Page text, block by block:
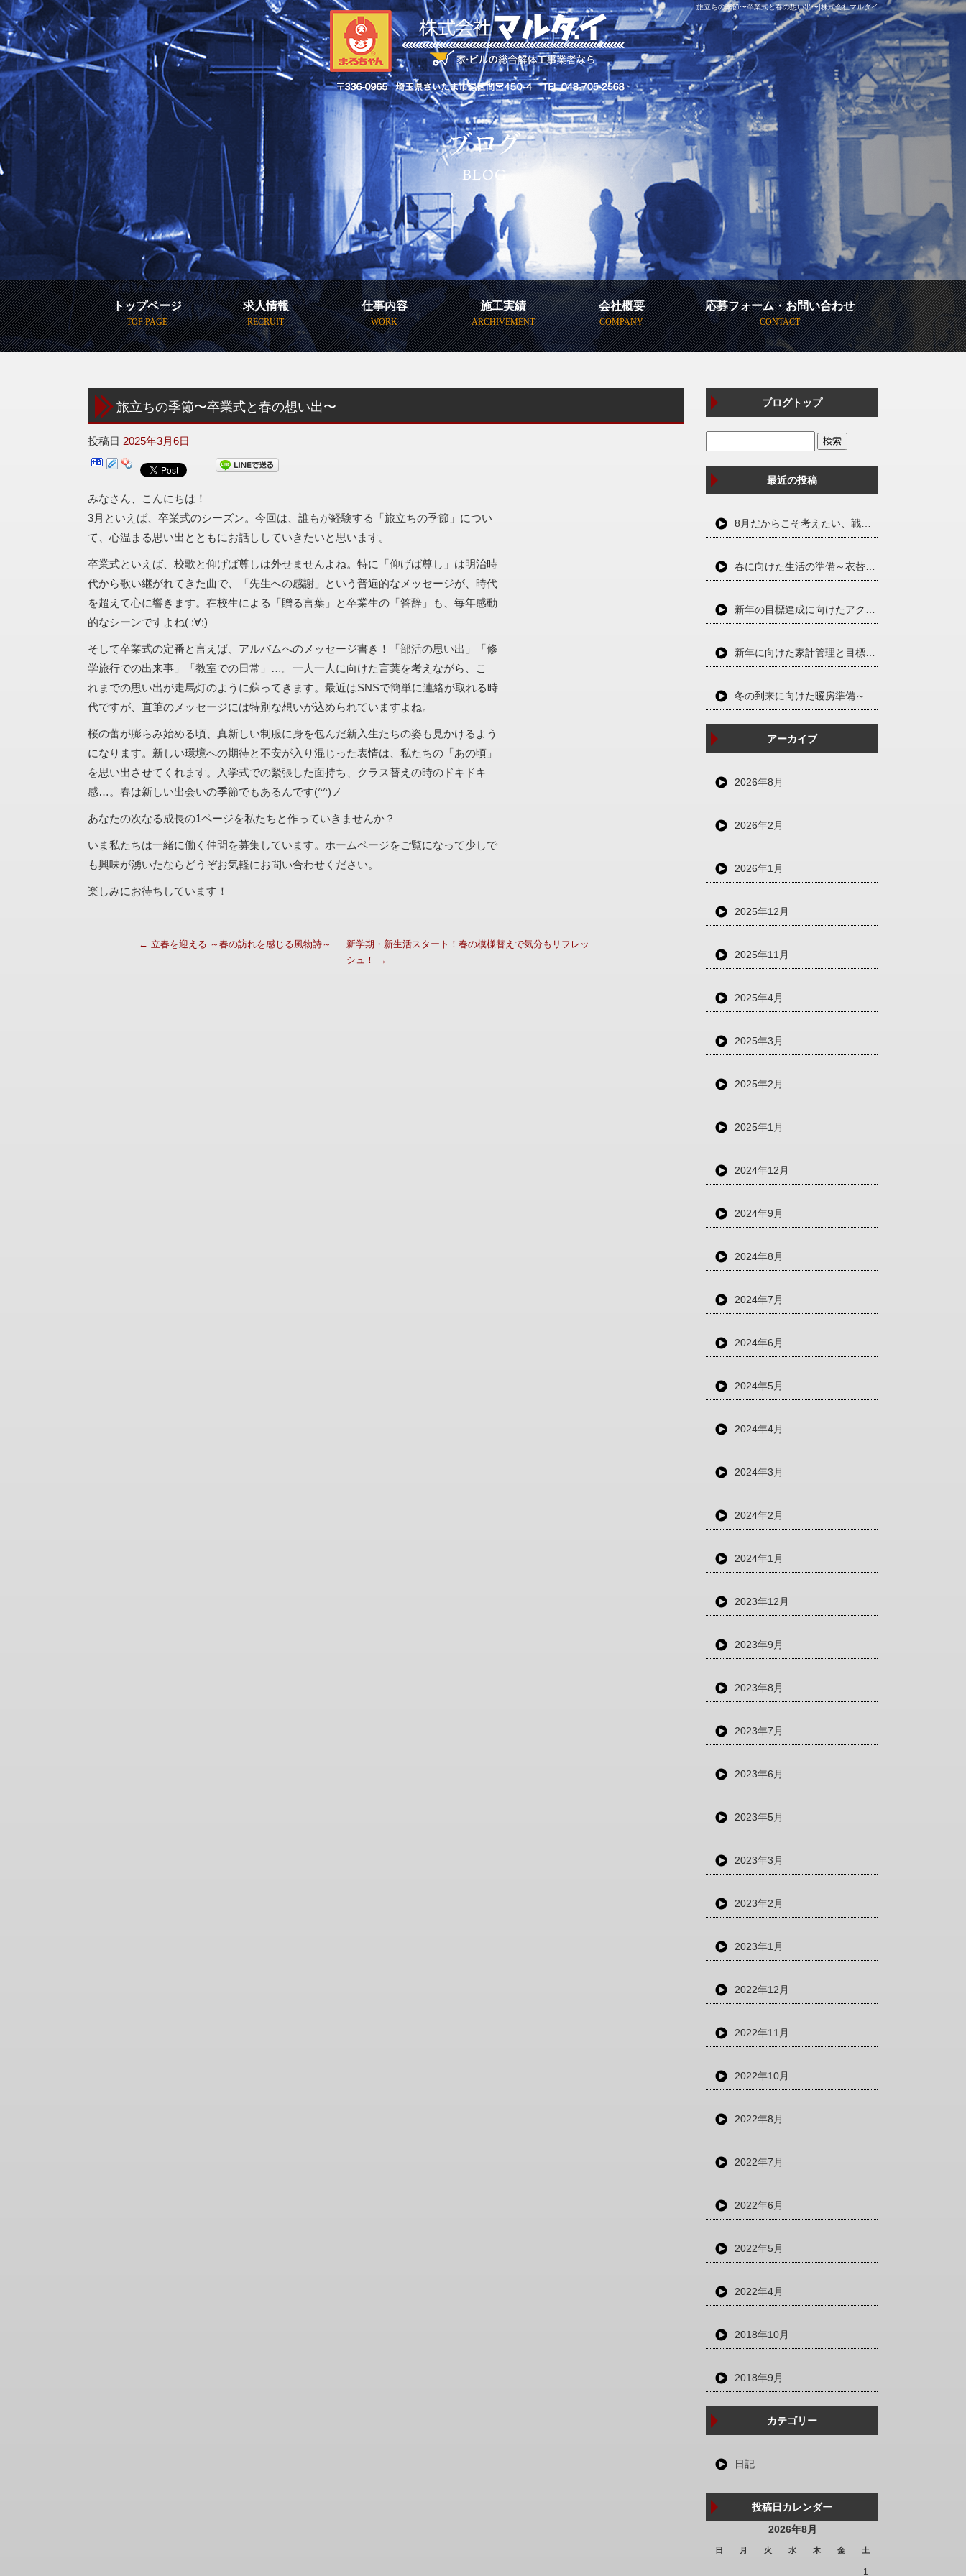
旅立ちの季節〜卒業式と春の想い出〜|株式会社マルダイ
トップページ 求人情報 仕事内容 施工実績 会社概要 応募フォーム・お問い合わせ
旅立ちの季節〜卒業式と春の想い出〜
投稿日 2025年3月6日
みなさん、こんにちは！
3月といえば、卒業式のシーズン。今回は、誰もが経験する「旅立ちの季節」につい
て、心温まる思い出とともにお話ししていきたいと思います。
卒業式といえば、校歌と仰げば尊しは外せませんよね。特に「仰げば尊し」は明治時
代から歌い継がれてきた曲で、「先生への感謝」という普遍的なメッセージが、時代
を超えて心に響きます。在校生による「贈る言葉」と卒業生の「答辞」も、毎年感動
的なシーンですよね( ;∀;)
そして卒業式の定番と言えば、アルバムへのメッセージ書き！「部活の思い出」「修
学旅行での出来事」「教室での日常」…。一人一人に向けた言葉を考えながら、こ
れまでの思い出が走馬灯のように蘇ってきます。最近はSNSで簡単に連絡が取れる時
代ですが、直筆のメッセージには特別な想いが込められていますよね。
桜の蕾が膨らみ始める頃、真新しい制服に身を包んだ新入生たちの姿も見かけるよう
になります。新しい環境への期待と不安が入り混じった表情は、私たちの「あの頃」
を思い出させてくれます。入学式での緊張した面持ち、クラス替えの時のドキドキ
感…。春は新しい出会いの季節でもあるんです(^^)ノ
あなたの次なる成長の1ページを私たちと作っていきませんか？
いま私たちは一緒に働く仲間を募集しています。ホームページをご覧になって少しで
も興味が湧いたならどうぞお気軽にお問い合わせください。
楽しみにお待ちしています！
← 立春を迎える ～春の訪れを感じる風物詩～
新学期・新生活スタート！春の模様替えで気分もリフレッ
シュ！
→
ブログトップ
最近の投稿
アーカイブ
2026年8月
2026年2月
2026年1月
2025年12月
2025年11月
2025年4月
2025年3月
2025年2月
2025年1月
2024年12月
2024年9月
2024年8月
2024年7月
2024年6月
2024年5月
2024年4月
2024年3月
2024年2月
2024年1月
2023年12月
2023年9月
2023年8月
2023年7月
2023年6月
2023年5月
2023年3月
2023年2月
2023年1月
2022年12月
2022年11月
2022年10月
2022年8月
2022年7月
2022年6月
2022年5月
2022年4月
2018年10月
2018年9月
カテゴリー
日記
投稿日カレンダー
2026年8月
日 月 火 水 木 金 土
1